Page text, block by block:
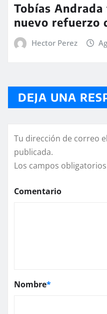
Tobías
nuevo refuerzo
Hector Perez
DEJA UNA
Tu dirección de correo
publicada.
Los campos
Comentario
Nombre*